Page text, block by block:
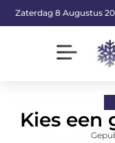
Zaterdag 8 Augustus
Kies een